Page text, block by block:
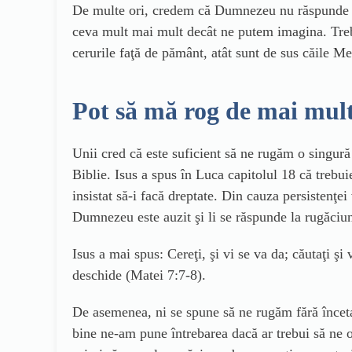
De multe ori, credem că Dumnezeu nu
ceva mult mai mult decât ne putem imagina.
cerurile faţă de pământ, atât sunt de sus căile
Pot să mă rog de mai
Unii cred că este suficient să ne rugăm o
Biblie. Isus a spus în Luca capitolul 18 că
insistat să-i facă dreptate. Din cauza
Dumnezeu este auzit şi li se răspunde la
Isus a mai spus: Cereţi, şi vi se va da; căutaţi şi
deschide (Matei 7:7-8).
De asemenea, ni se spune să ne rugăm fără
bine ne-am pune întrebarea dacă ar trebui să